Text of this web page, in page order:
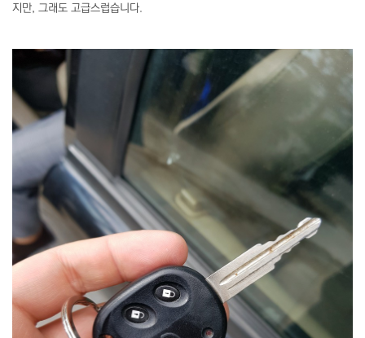
지만, 그래도 고급스럽습니다.